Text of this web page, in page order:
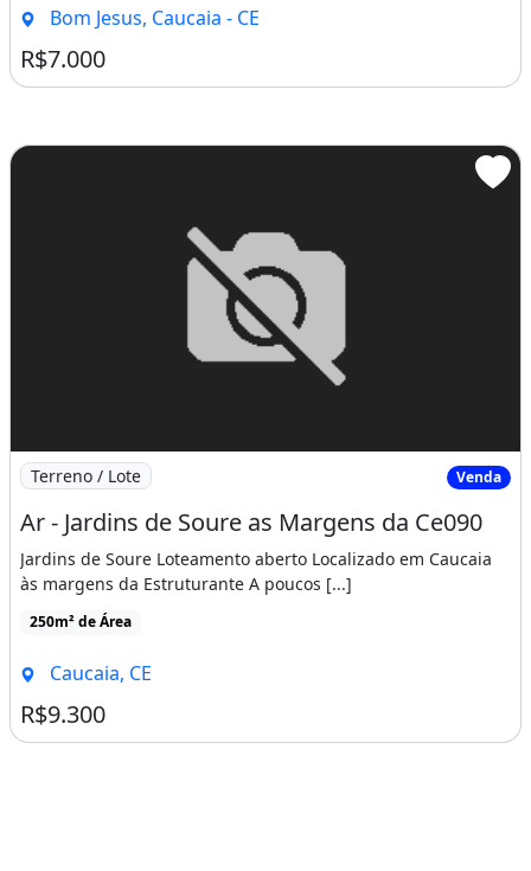
Bom Jesus, Caucaia - CE
R$7.000
Imagem: Ar - Jardins de Soure as Margens da Ce090
Terreno / Lote Venda
Ar - Jardins de Soure as Margens da Ce090
Jardins de Soure Loteamento aberto Localizado em Caucaia
às margens da Estruturante A poucos [...]
250m² de Área
Caucaia, CE
R$9.300